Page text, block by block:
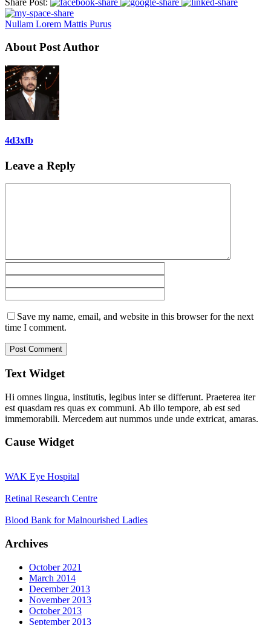
Nullam Lorem Mattis Purus
About Post Author
4d3xfb
Leave a Reply
Save my name, email, and website in this browser for the next
time I comment.
Text Widget
Hi omnes lingua, institutis, legibus inter se differunt. Praeterea iter
est quasdam res quas ex communi. Ab illo tempore, ab est sed
immemorabili. Mercedem aut nummos unde unde extricat, amaras.
Cause Widget
WAK Eye Hospital
Retinal Research Centre
Blood Bank for Malnourished Ladies
Archives
October 2021
March 2014
December 2013
November 2013
October 2013
September 2013